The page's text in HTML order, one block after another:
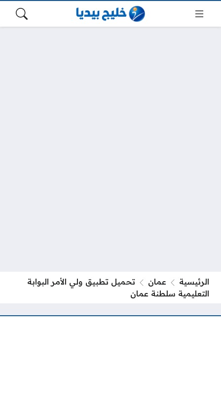
الرئيسية عمان
تحميل تطبيق ولي الأمر البوابة
التعليمية سلطنة عمان